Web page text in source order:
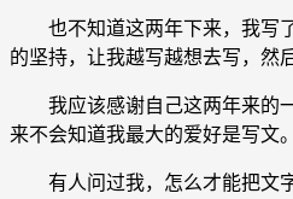
也不知道这两年下来，我写
的坚持，让我越写越想去写，然
我应该感谢自己这两年来的
来不会知道我最大的爱好是写文。
有人问过我，怎么才能把文